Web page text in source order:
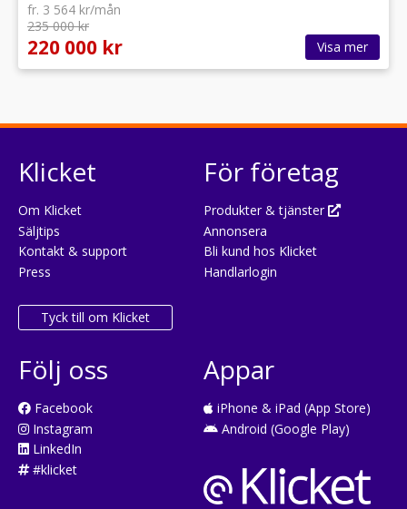
fr. 3 564 kr/mån
235 000 kr
220 000 kr Visa mer
Klicket
Om Klicket
Säljtips
Kontakt & support
Press
Tyck till om Klicket
För företag
Produkter & tjänster
Annonsera
Bli kund hos Klicket
Handlarlogin
Följ oss
Facebook
Instagram
LinkedIn
#klicket
Appar
iPhone & iPad (App Store)
Android (Google Play)